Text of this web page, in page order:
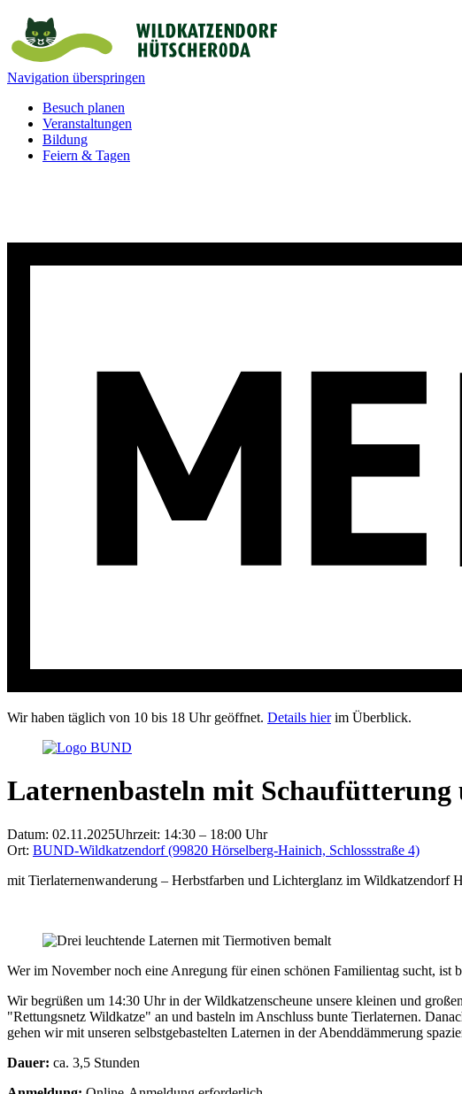
Navigation überspringen
Besuch planen
Veranstaltungen
Bildung
Feiern & Tagen
Wir haben täglich von 10 bis 18 Uhr geöffnet. Details hierim Überblick.
Laternenbasteln mit
Datum: 02.11.2025Uhrzeit: 14:30 – 18:00 Uhr
Ort: BUND-Wildkatzendorf (99820 Hörselberg-Hainich, Schlossstraße 4)
mit Tierlaternenwanderung – Herbstfarben und Lichterglanz im Wildkatzendorf
Wer im November noch eine Anregung für einen schönen Familientag sucht, ist
Wir begrüßen um 14:30 Uhr in der Wildkatzenscheune unsere kleinen und
"Rettungsnetz Wildkatze" an und basteln im Anschluss bunte Tierlaternen.
gehen wir mit unseren selbstgebastelten Laternen in der Abenddämmerung
Dauer: ca. 3,5 Stunden